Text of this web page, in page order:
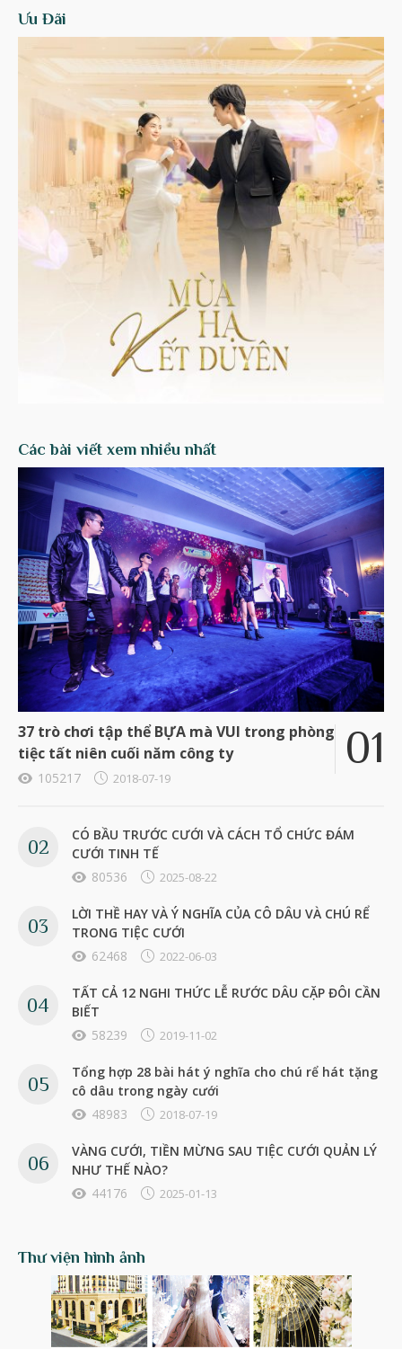
Ưu Đãi
Các bài viết xem nhiều nhất
37 trò chơi tập thể BỰA mà VUI trong phòng
tiệc tất niên cuối năm công ty
105217 2018-07-19
CÓ BẦU TRƯỚC CƯỚI VÀ CÁCH TỔ CHỨC ĐÁM
CƯỚI TINH TẾ
80536
2025-08-22
LỜI THỀ HAY VÀ Ý NGHĨA CỦA CÔ DÂU VÀ CHÚ RỂ
TRONG TIỆC CƯỚI
62468
2022-06-03
TẤT CẢ 12 NGHI THỨC LỄ RƯỚC DÂU CẶP ĐÔI CẦN
BIẾT
58239
2019-11-02
Tổng hợp 28 bài hát ý nghĩa cho chú rể hát tặng
cô dâu trong ngày cưới
48983
2018-07-19
VÀNG CƯỚI, TIỀN MỪNG SAU TIỆC CƯỚI QUẢN LÝ
NHƯ THẾ NÀO?
44176
2025-01-13
Thư viện hình ảnh